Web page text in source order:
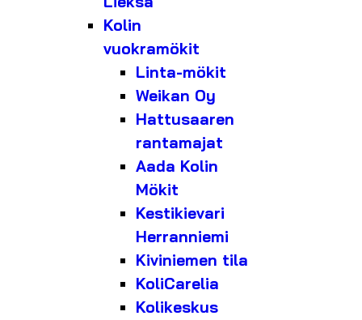
Kolin
vuokramökit
Linta-mökit
Weikan Oy
Hattusaaren
rantamajat
Aada Kolin
Mökit
Kestikievari
Herranniemi
Kiviniemen tila
KoliCarelia
Kolikeskus